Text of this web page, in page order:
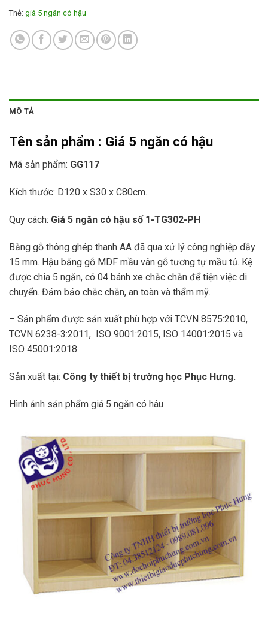
Thẻ: giá 5 ngăn có hậu
MÔ TẢ
Tên sản phẩm : Giá 5 ngăn có hậu
Mã sản phẩm: GG117
Kích thước: D120 x S30 x C80cm.
Quy cách: Giá 5 ngăn có hậu số 1-TG302-PH
Bằng gỗ thông ghép thanh AA đã qua xử lý công nghiệp dầy
15 mm. Hậu bằng gỗ MDF mầu vân gỗ tương tự mầu tủ. Kệ
được chia 5 ngăn, có 04 bánh xe chắc chắn để tiện việc di
chuyển. Đảm bảo chắc chắn, an toàn và thẩm mỹ.
– Sản phẩm được sản xuất phù hợp với TCVN 8575:2010,
TCVN 6238-3:2011, ISO 9001:2015, ISO 14001:2015 và
ISO 45001:2018
Sản xuất tại: Công ty thiết bị trường học Phục Hưng.
Hình ảnh sản phẩm giá 5 ngăn có hâu